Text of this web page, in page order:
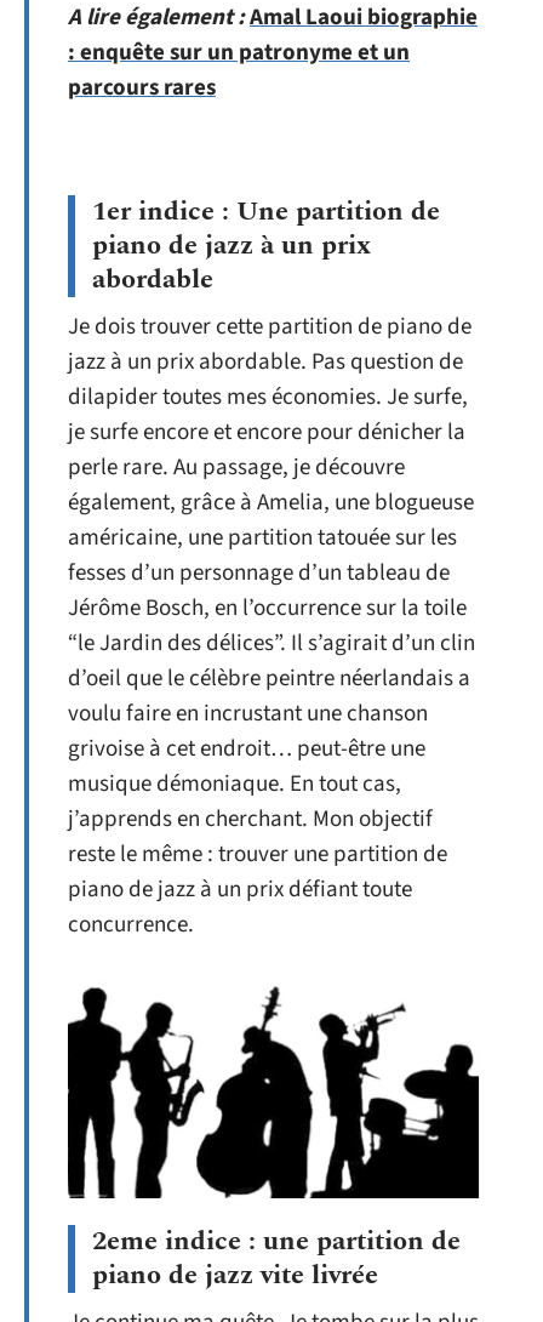
A lire également :Amal Laoui biographie
: enquête sur un patronyme et un
parcours rares
1er indice : Une partition de
piano de jazz à un prix
abordable
Je dois trouver cette partition de piano de
jazz à un prix abordable. Pas question de
dilapider toutes mes économies. Je surfe,
je surfe encore et encore pour dénicher la
perle rare. Au passage, je découvre
également, grâce à Amelia, une blogueuse
américaine, une partition tatouée sur les
fesses d’un personnage d’un tableau de
Jérôme Bosch, en l’occurrence sur la toile
“le Jardin des délices”. Il s’agirait d’un clin
d’oeil que le célèbre peintre néerlandais a
voulu faire en incrustant une chanson
grivoise à cet endroit… peut-être une
musique démoniaque. En tout cas,
j’apprends en cherchant. Mon objectif
reste le même : trouver une partition de
piano de jazz à un prix défiant toute
concurrence.
2eme indice : une partition de
piano de jazz vite livrée